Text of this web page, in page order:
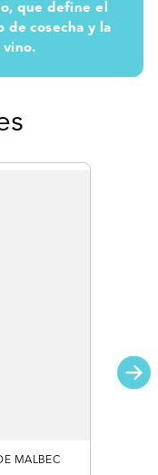
que define el
de cosecha y la
vino.
MALBEC